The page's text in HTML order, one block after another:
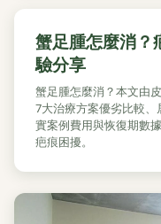
蟹足腫怎麼消？
驗分享
蟹足腫怎麼消？本文由
7大治療方案優劣比較
實案例費用與恢復期數
疤痕困擾。